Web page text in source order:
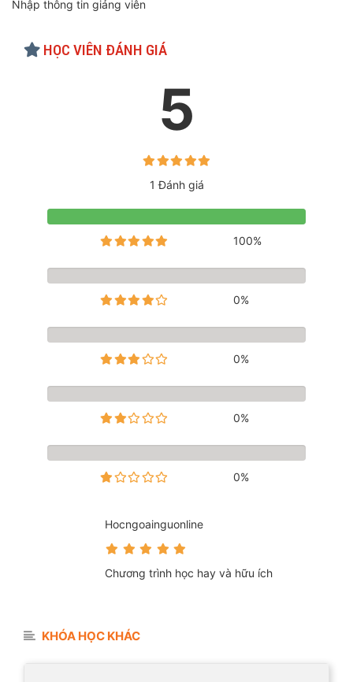
Nhập thông tin giảng viên
HỌC VIÊN ĐÁNH GIÁ
5
1 Đánh giá
100%
0%
0%
0%
0%
Hocngoainguonline
Chương trình học hay và hữu ích
KHÓA HỌC KHÁC